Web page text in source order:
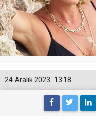
13:18
24 Aralık 2023